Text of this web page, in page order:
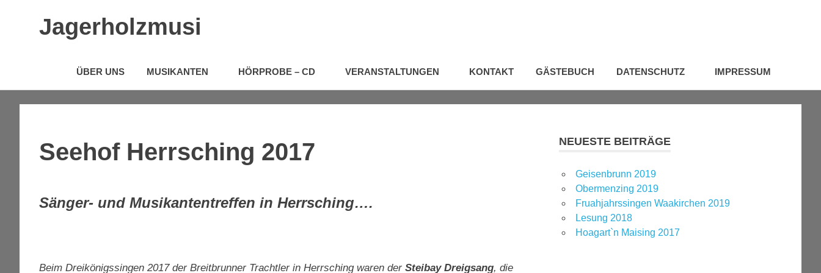
Jagerholzmusi
ÜBER UNS MUSIKANTEN HÖRPROBE – CD VERANSTALTUNGEN KONTAKT GÄSTEBUCH DATENSCHUTZ IMPRESSUM
Seehof Herrsching 2017
Sänger- und Musikantentreffen in Herrsching….
Beim Dreikönigssingen 2017 der Breitbrunner Trachtler in Herrsching waren der Steibay Dreigsang, die
NEUESTE BEITRÄGE
Geisenbrunn 2019
Obermenzing 2019
Fruahjahrssingen Waakirchen 2019
Lesung 2018
Hoagart`n Maising 2017